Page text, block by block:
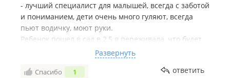
- лучший специалист для малышей, всегда с заботой
и пониманием, дети очень много гуляют, всегда
пьют водичку, моют руки.
Ребенок пошел в сад в 2,5 я переживала, что будет
болеть, но кроме сезонный простуд ничего не было
очень рекомендую его всем тем, кто сейчас
Развернуть
Спасибо 1 ответить